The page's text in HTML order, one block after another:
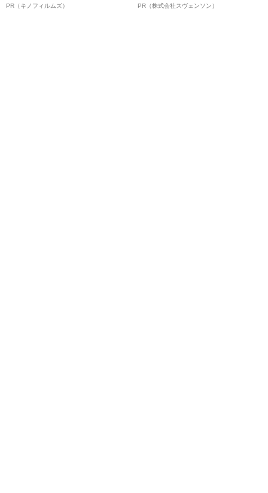
ルインタビュー“観客を魅了した
PR（キノフィルムズ）
オイ”や“ベタつき”を解消す
PR（株式会社スヴェンソン）